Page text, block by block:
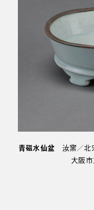
青磁水仙盆 汝窯／北
大阪市